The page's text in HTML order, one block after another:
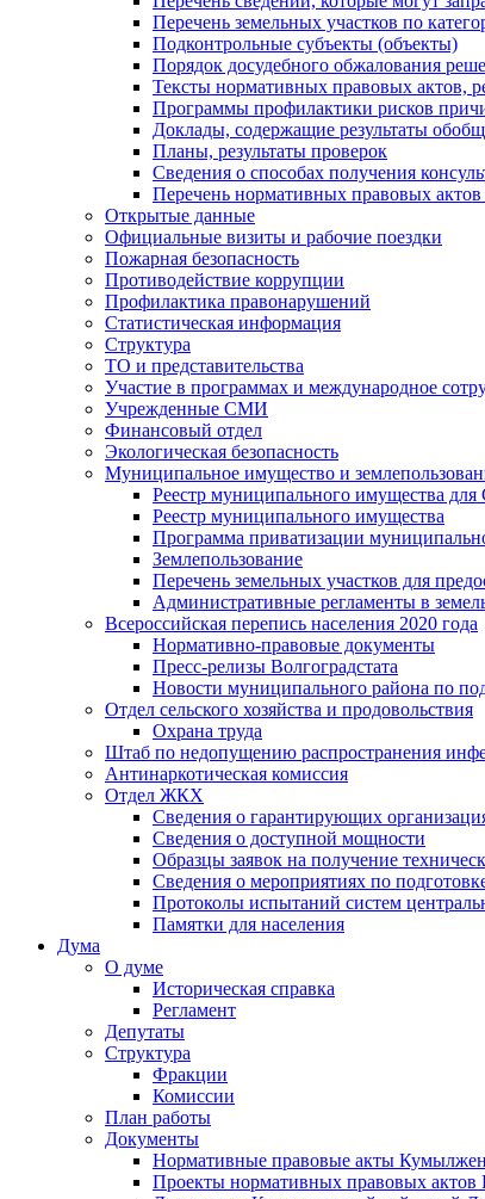
Перечень земельных участков по
Подконтрольные субъекты (объекты)
Порядок досудебного обжалования
Тексты нормативных правовых актов,
Программы профилактики рисков
Доклады, содержащие результаты
Планы, результаты проверок
Сведения о способах получения
Перечень нормативных правовых
Открытые данные
Официальные визиты и рабочие поездки
Пожарная безопасность
Противодействие коррупции
Профилактика правонарушений
Статистическая информация
Структура
ТО и представительства
Участие в программах и международное
Учрежденные СМИ
Финансовый отдел
Экологическая безопасность
Муниципальное имущество и
Реестр муниципального имущества
Реестр муниципального имущества
Программа приватизации
Землепользование
Перечень земельных участков для
Административные регламенты в
Всероссийская перепись населения 2020 года
Нормативно-правовые документы
Пресс-релизы Волгоградстата
Новости муниципального района по
Отдел сельского хозяйства и продовольствия
Охрана труда
Штаб по недопущению распространения
Антинаркотическая комиссия
Отдел ЖКХ
Сведения о гарантирующих
Сведения о доступной мощности
Образцы заявок на получение
Сведения о мероприятиях по
Протоколы испытаний систем
Памятки для населения
Дума
О думе
Историческая справка
Регламент
Депутаты
Структура
Фракции
Комиссии
План работы
Документы
Нормативные правовые акты
Проекты нормативных правовых